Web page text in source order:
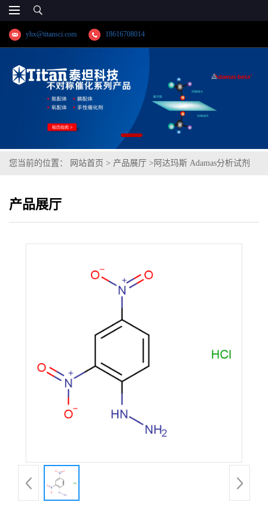
yhx@titansci.com 18616708014
您当前的位置： 网站首页 > 产品展厅 > 阿达玛斯 Adamas分析试剂
产品展厅